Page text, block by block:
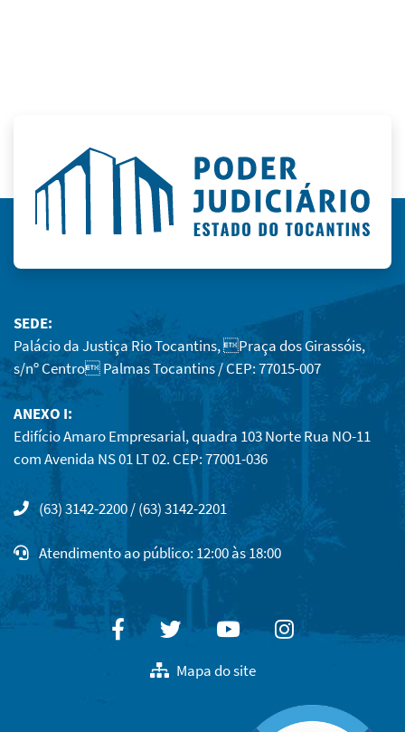
SEDE:
Palácio da Justiça Rio Tocantins, Praça dos Girassóis,
s/nº Centro Palmas Tocantins / CEP: 77015-007
ANEXO I:
Edifício Amaro Empresarial, quadra 103 Norte Rua NO-11
com Avenida NS 01 LT 02. CEP: 77001-036
(63) 3142-2200 / (63) 3142-2201
Atendimento ao público: 12:00 às 18:00
FacebookTwitterYoutubeInstagram
Mapa do site